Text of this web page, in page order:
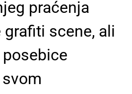
praćenja
scene, ali